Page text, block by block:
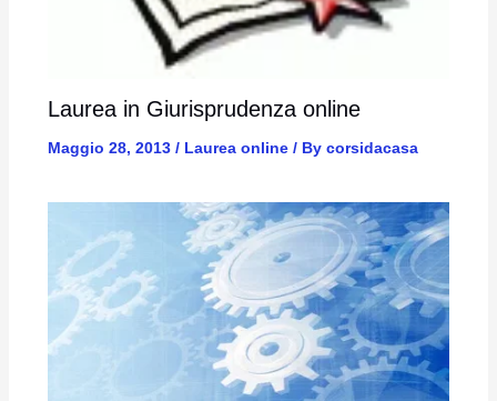
Laurea in Giurisprudenza online
Maggio 28, 2013 / Laurea online/ By corsidacasa